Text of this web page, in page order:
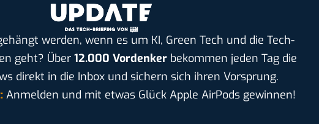
werden, wenn es um KI, Green Tech und die Tech-
geht? Über 12.000 Vordenkerbekommen jeden Tag die
direkt in die Inbox und sichern sich ihren Vorsprung.
Anmelden und mit etwas Glück Apple AirPods gewinnen!